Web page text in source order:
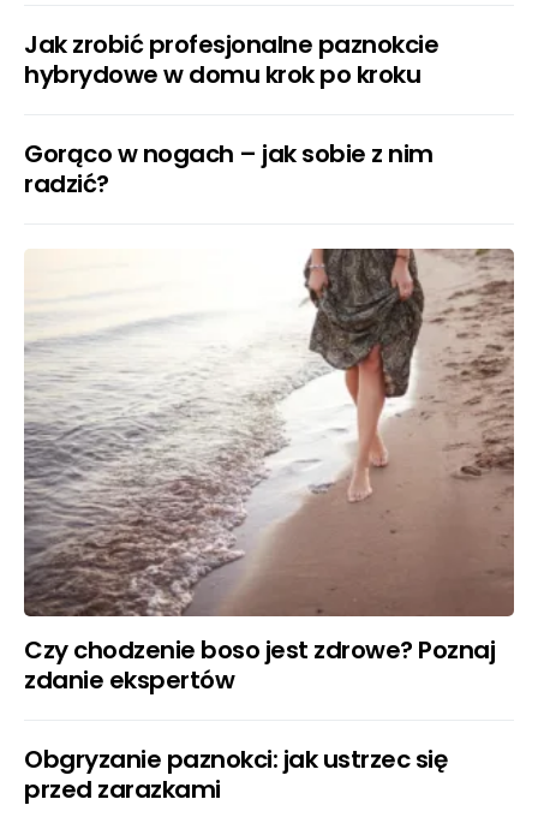
Jak zrobić profesjonalne paznokcie
hybrydowe w domu krok po kroku
Gorąco w nogach – jak sobie z nim
radzić?
Czy chodzenie boso jest zdrowe? Poznaj
zdanie ekspertów
Obgryzanie paznokci: jak ustrzec się
przed zarazkami